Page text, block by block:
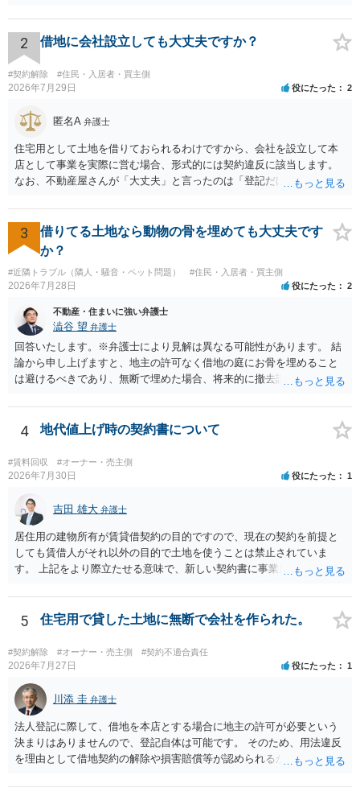
しくは和解その他の法律事務を取り扱い、又はこれらの周旋をするこ
とを業とすることができない。ただし、この法律又は他の法律に別段
の定めがある場合は、この限りでない。」とのことから、報酬を得る
目的がないのであれば適法です。なぜなら、弁護士法72条に違反しな
いのであれば、委任については無償で委任者が受任者に委任できるか
2 借地に会社設立しても大丈夫ですか？
#契約解除 #住民・入居者・買主側
2026年7月29日 役にたった 2
匿名A 弁護士
住宅用として土地を借りておられるわけですから、会社を設立して本
店として事業を実際に営む場合、形式的には契約違反に該当します。
なお、不動産屋さんが「大丈夫」と言ったのは「登記だけなら実務上
れますが、これは法的な保証ではありません。 ただ、解除まで認めら
れるかどうかについては信頼関係が破壊されたかどうかで判断されま
すので、建物を事務所・店舗用に大きく改築する等までなさらない限
り、リスクはそれほど大きくないかもしれません。 しかしそれでも、
大家さんが契約違反を口実に、将来の更新時に更新料の上乗せを要求
したり、立ち退きを迫る材料に使ったりする可能性は否定できませ
ん。
3
借りてる土地なら動物の骨を埋めても大丈夫です
か？
#近隣トラブル（隣人・騒音・ペット問題） #住民・入居者・買主側
2026年7月28日 役にたった 2
不動産・住まいに強い弁護士
澁谷 望 弁護士
回答いたします。※弁護士により見解は異なる可能性があります。 結
論から申し上げますと、地主の許可なく借地の庭にお骨を埋めること
は避けるべきであり、無断で埋めた場合、将来的に撤去請求や退去時
上、自分のペットの遺骨を埋める行為自体は墓地埋葬法違反や不法投
棄には該当しないため、犯罪になるわけではありません。しかし、建
ります。そのため、地主に無断でお骨を埋める行為は、他人の所有権
を侵害する行為や、借地人としての善管注意義務違反とみなされる可
事前に地主へ相談して許可を得るか、土地に直接埋めずに大きめの鉢
植え等で供養する「プランター葬」や、ペット霊園等への納骨を検討
されるのが確実かと思います。
4 地代値上げ時の契約書について
#賃料回収 #オーナー・売主側
2026年7月30日 役にたった 1
吉田 雄大 弁護士
居住用の建物所有が賃貸借契約の目的ですので、現在の契約を前提と
しても賃借人がそれ以外の目的で土地を使うことは禁止されていま
す。 上記をより際立たせる意味で、新しい契約書に事業用として用い
交渉である以上賃借人が拒んだ場合には入りませんが、提案するのは
良い方法と思います。
5 住宅用で貸した土地に無断で会社を作られた。
#契約解除 #オーナー・売主側 #契約不適合責任
2026年7月27日 役にたった 1
川添 圭 弁護士
法人登記に際して、借地を本店とする場合に地主の許可が必要という
決まりはありませんので、登記自体は可能です。 そのため、用法違反
を理由として借地契約の解除や損害賠償等が認められるかどうかが問
の建物を住居用に限定する（事業に使用しない）特約があると評価で